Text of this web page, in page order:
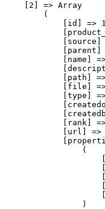
    [2] => Array
        (
[id] =>
[source]
[parent]
[name]
[path]
[file]
[type]
[rank]
[url] =>
                (
                )